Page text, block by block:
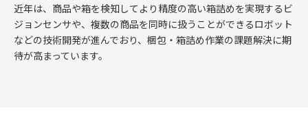
近年は、商品や箱を検知してより精度の高い箱詰めを実現するビ
ジョンセンサや、複数の商品を同時に扱うことができるロボット
などの技術開発が進んでおり、梱包・箱詰め作業の課題解決に期
待が高まっています。